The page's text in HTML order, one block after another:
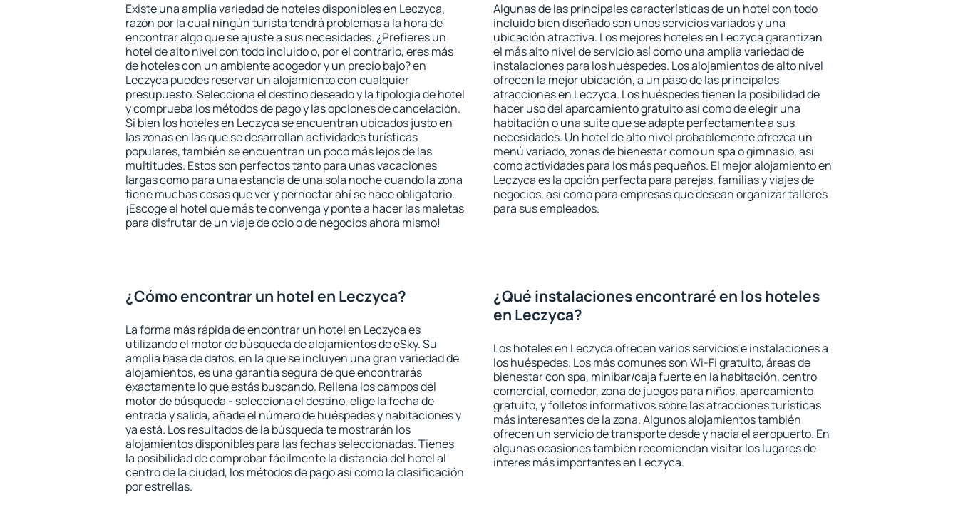
Existe una amplia variedad de hoteles disponibles en Leczyca,
razón por la cual ningún turista tendrá problemas a la hora de
encontrar algo que se ajuste a sus necesidades. ¿Prefieres un
hotel de alto nivel con todo incluido o, por el contrario, eres más
de hoteles con un ambiente acogedor y un precio bajo? en
Leczyca puedes reservar un alojamiento con cualquier
presupuesto. Selecciona el destino deseado y la tipología de hotel
y comprueba los métodos de pago y las opciones de cancelación.
Si bien los hoteles en Leczyca se encuentran ubicados justo en
las zonas en las que se desarrollan actividades turísticas
populares, también se encuentran un poco más lejos de las
multitudes. Estos son perfectos tanto para unas vacaciones
largas como para una estancia de una sola noche cuando la zona
tiene muchas cosas que ver y pernoctar ahí se hace obligatorio.
¡Escoge el hotel que más te convenga y ponte a hacer las maletas
para disfrutar de un viaje de ocio o de negocios ahora mismo!
Algunas de las principales características de un hotel con todo
incluido bien diseñado son unos servicios variados y una
ubicación atractiva. Los mejores hoteles en Leczyca garantizan
el más alto nivel de servicio así como una amplia variedad de
instalaciones para los huéspedes. Los alojamientos de alto nivel
ofrecen la mejor ubicación, a un paso de las principales
atracciones en Leczyca. Los huéspedes tienen la posibilidad de
hacer uso del aparcamiento gratuito así como de elegir una
habitación o una suite que se adapte perfectamente a sus
necesidades. Un hotel de alto nivel probablemente ofrezca un
menú variado, zonas de bienestar como un spa o gimnasio, así
como actividades para los más pequeños. El mejor alojamiento en
Leczyca es la opción perfecta para parejas, familias y viajes de
negocios, así como para empresas que desean organizar talleres
para sus empleados.
¿Cómo encontrar un hotel en Leczyca?
La forma más rápida de encontrar un hotel en Leczyca es
utilizando el motor de búsqueda de alojamientos de eSky. Su
amplia base de datos, en la que se incluyen una gran variedad de
alojamientos, es una garantía segura de que encontrarás
exactamente lo que estás buscando. Rellena los campos del
motor de búsqueda - selecciona el destino, elige la fecha de
entrada y salida, añade el número de huéspedes y habitaciones y
ya está. Los resultados de la búsqueda te mostrarán los
alojamientos disponibles para las fechas seleccionadas. Tienes
la posibilidad de comprobar fácilmente la distancia del hotel al
centro de la ciudad, los métodos de pago así como la clasificación
por estrellas.
¿Qué instalaciones encontraré en los hoteles
en Leczyca?
Los hoteles en Leczyca ofrecen varios servicios e instalaciones a
los huéspedes. Los más comunes son Wi-Fi gratuito, áreas de
bienestar con spa, minibar/caja fuerte en la habitación, centro
comercial, comedor, zona de juegos para niños, aparcamiento
gratuito, y folletos informativos sobre las atracciones turísticas
más interesantes de la zona. Algunos alojamientos también
ofrecen un servicio de transporte desde y hacia el aeropuerto. En
algunas ocasiones también recomiendan visitar los lugares de
interés más importantes en Leczyca.